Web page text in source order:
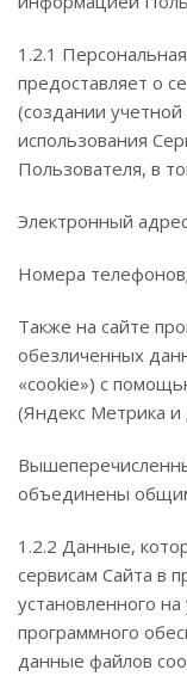
1.2.1
предоставляет о
(создании учетной
использования
Пользователя, в
Электронный
Номера телефонов;
Также на сайте
обезличенных
«cookie») с
(Яндекс Метрика и
объединены
1.2.2 Данные,
сервисам Сайта в
установленного
программного
данные файлов